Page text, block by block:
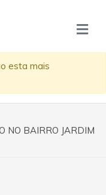
esta mais
NO BAIRRO JARDIM